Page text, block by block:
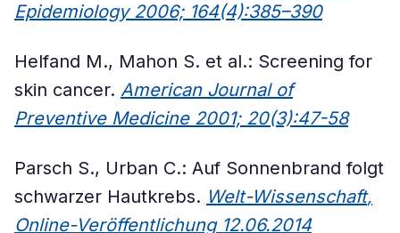
Epidemiology 2006; 164(4):385–390
Helfand M., Mahon S. et al.: Screening for
skin cancer. American Journal of
Preventive Medicine 2001; 20(3):47-58
Parsch S., Urban C.: Auf Sonnenbrand folgt
schwarzer Hautkrebs. Welt-Wissenschaft,
Online-Veröffentlichung 12.06.2014